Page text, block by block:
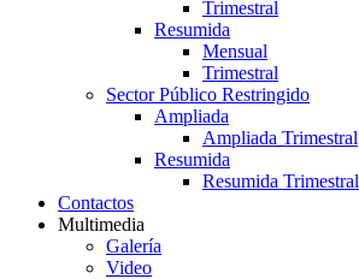
Trimestral
Resumida
Mensual
Trimestral
Sector Público Restringido
Ampliada
Ampliada Trimestral
Resumida
Resumida Trimestral
Contactos
Multimedia
Galería
Video